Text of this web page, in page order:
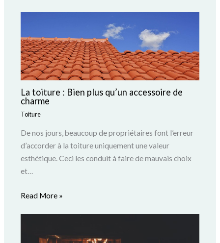
La toiture : Bien plus qu’un accessoire de
charme
Toiture
De nos jours, beaucoup de propriétaires font l’erreur
d’accorder à la toiture uniquement une valeur
esthétique. Ceci les conduit à faire de mauvais choix
et…
Read More »